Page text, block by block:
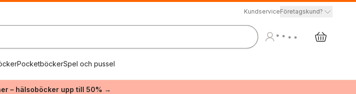
KundserviceFöretagskund?
PocketböckerSpel och pussel
– hälsoböcker upp till 50% →